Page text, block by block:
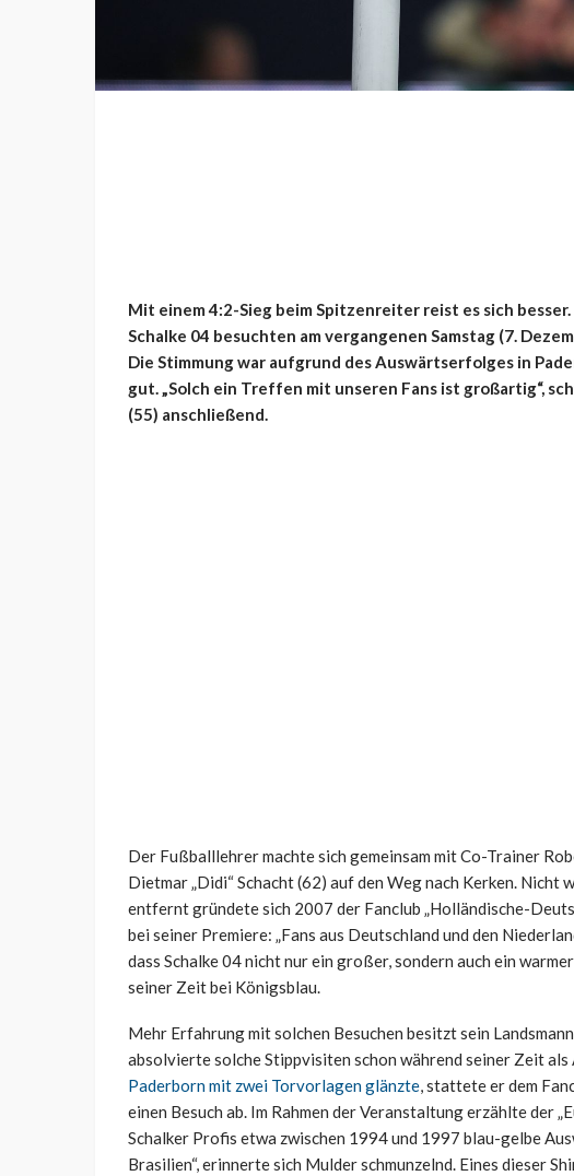
Mit einem 4:2-Sieg beim Spitzenreiter reist es sich
Schalke 04 besuchten am vergangenen Samstag (7.
Die Stimmung war aufgrund des Auswärtserfolges in
gut. „Solch ein Treffen mit unseren Fans ist großartig“,
(55) anschließend.
Der Fußballlehrer machte sich gemeinsam mit Co-Trainer
Dietmar „Didi“ Schacht (62) auf den Weg nach Kerken. Nicht
entfernt gründete sich 2007 der Fanclub „Holländische-
bei seiner Premiere: „Fans aus Deutschland und den
dass Schalke 04 nicht nur ein großer, sondern auch ein
seiner Zeit bei Königsblau.
Mehr Erfahrung mit solchen Besuchen besitzt sein
absolvierte solche Stippvisiten schon während seiner Zeit als
Paderborn mit zwei Torvorlagen glänzte, stattete er dem
einen Besuch ab. Im Rahmen der Veranstaltung erzählte der
Schalker Profis etwa zwischen 1994 und 1997 blau-gelbe
Brasilien“, erinnerte sich Mulder schmunzelnd. Eines dieser